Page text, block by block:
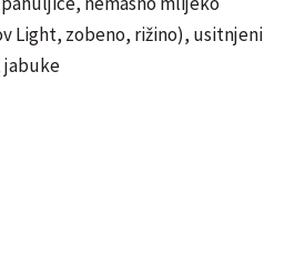
Light, zobeno, rižino), usitnjeni
jabuke